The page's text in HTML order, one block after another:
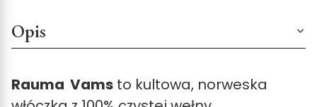
Opis
Rauma Vams to kultowa, norweska